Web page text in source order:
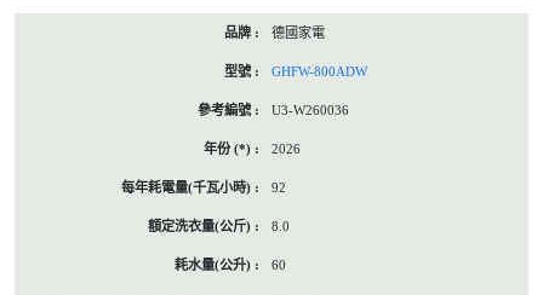
德國家電
GHFW-800ADW
U3-W260036
2026
92
8.0
60